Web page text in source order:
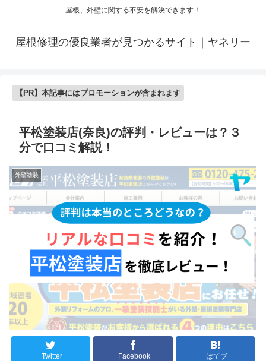
屋根、外壁に関する不安を解決できます！
屋根修理の優良業者が見つかるサイト｜ヤネリー
【PR】本記事にはプロモーションが含まれます
平松塗装店(奈良)の評判・レビューは？３
分で口コミ解説！
外壁塗装
Twitter Facebook はてブ